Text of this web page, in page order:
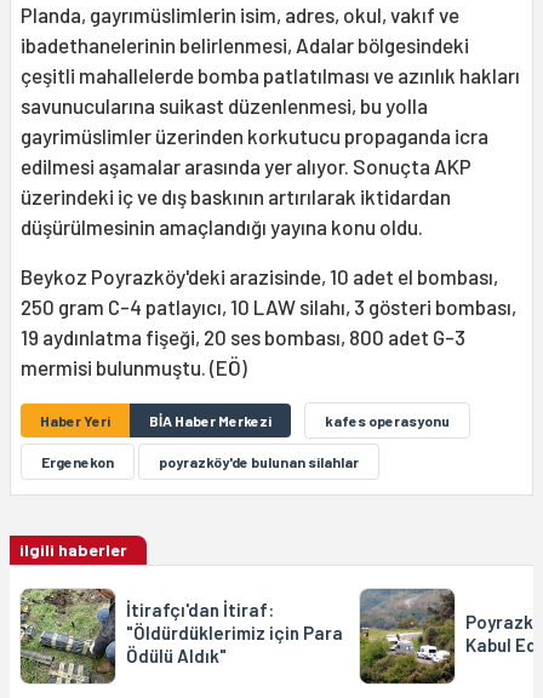
Planda, gayrımüslimlerin isim, adres, okul, vakıf ve
ibadethanelerinin belirlenmesi, Adalar bölgesindeki
çeşitli mahallelerde bomba patlatılması ve azınlık hakları
savunucularına suikast düzenlenmesi, bu yolla
gayrimüslimler üzerinden korkutucu propaganda icra
edilmesi aşamalar arasında yer alıyor. Sonuçta AKP
üzerindeki iç ve dış baskının artırılarak iktidardan
düşürülmesinin amaçlandığı yayına konu oldu.
Beykoz Poyrazköy'deki arazisinde, 10 adet el bombası,
250 gram C-4 patlayıcı, 10 LAW silahı, 3 gösteri bombası,
19 aydınlatma fişeği, 20 ses bombası, 800 adet G-3
mermisi bulunmuştu. (EÖ)
Haber Yeri BİA Haber Merkezi kafes operasyonu
Ergenekon poyrazköy'de bulunan silahlar
ilgili haberler
İtirafçı'dan İtiraf:
"Öldürdüklerimiz için Para
Ödülü Aldık"
Kabul